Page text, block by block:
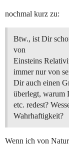
nochmal kurz zu:
Btw., ist Dir
von
Einsteins
immer nur von
Dir auch einen
überlegt, warum
etc. redest?
Wahrhaftigkeit?
Wenn ich von